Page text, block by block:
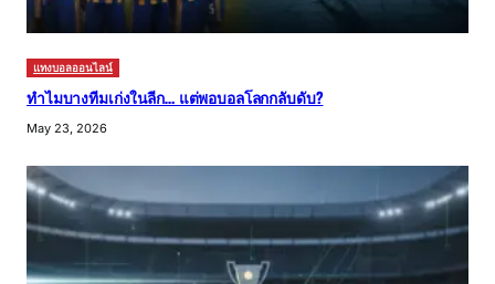
แทงบอลออนไลน์
ทำไมบางทีมเก่งในลีก… แต่พอบอลโลกกลับดับ?
May 23, 2026